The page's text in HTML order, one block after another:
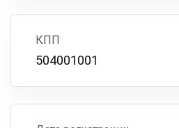
КПП
504001001